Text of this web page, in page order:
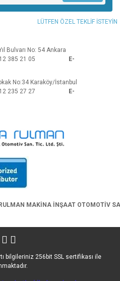
daha pahalı.
olmalı.
LÜTFEN ÖZEL TEKLİF İSTEYİN
Yıl Bulvarı No: 54 Ankara
385 21 05
E-
Sokak No:34 Karaköy/İstanbul
235 27 27
E-
MAKİNA İNŞAAT OTOMOTİV
bilgileriniz 256bit SSL sertifikası ile